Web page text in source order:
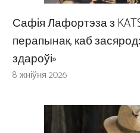
Сафія Лафортэза з
перапынак, каб
здароўі»
8 жніўня 2026